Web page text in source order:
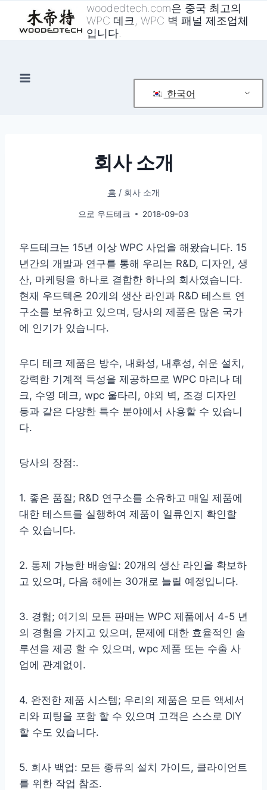
woodedtech.com은 중국 최고의
WPC 데크, WPC 벽 패널 제조업체
입니다.
한국어
회사 소개
홈 / 회사 소개
으로 우드테크 2018-09-03
우드테크는 15년 이상 WPC 사업을 해왔습니다. 15
년간의 개발과 연구를 통해 우리는 R&D, 디자인, 생
산, 마케팅을 하나로 결합한 하나의 회사였습니다.
현재 우드텍은 20개의 생산 라인과 R&D 테스트 연
구소를 보유하고 있으며, 당사의 제품은 많은 국가
에 인기가 있습니다.
우디 테크 제품은 방수, 내화성, 내후성, 쉬운 설치,
강력한 기계적 특성을 제공하므로 WPC 마리나 데
크, 수영 데크, wpc 울타리, 야외 벽, 조경 디자인
등과 같은 다양한 특수 분야에서 사용할 수 있습니
다.
당사의 장점:.
1. 좋은 품질; R&D 연구소를 소유하고 매일 제품에
대한 테스트를 실행하여 제품이 일류인지 확인할
수 있습니다.
2. 통제 가능한 배송일: 20개의 생산 라인을 확보하
고 있으며, 다음 해에는 30개로 늘릴 예정입니다.
3. 경험; 여기의 모든 판매는 WPC 제품에서 4-5 년
의 경험을 가지고 있으며, 문제에 대한 효율적인 솔
루션을 제공 할 수 있으며, wpc 제품 또는 수출 사
업에 관계없이.
4. 완전한 제품 시스템; 우리의 제품은 모든 액세서
리와 피팅을 포함 할 수 있으며 고객은 스스로 DIY
할 수도 있습니다.
5. 회사 백업: 모든 종류의 설치 가이드, 클라이언트
를 위한 작업 참조.